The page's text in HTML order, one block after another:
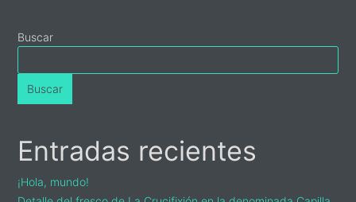
Buscar
Buscar
Entradas recientes
¡Hola, mundo!